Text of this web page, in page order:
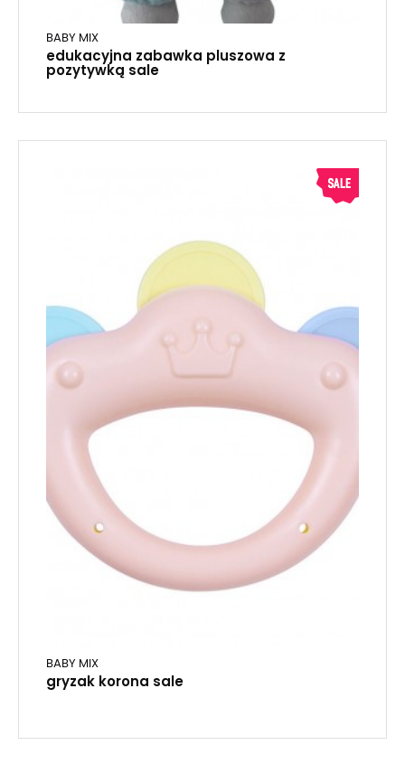
BABY MIX
edukacyjna zabawka pluszowa z
pozytywką sale
BABY MIX
gryzak korona sale